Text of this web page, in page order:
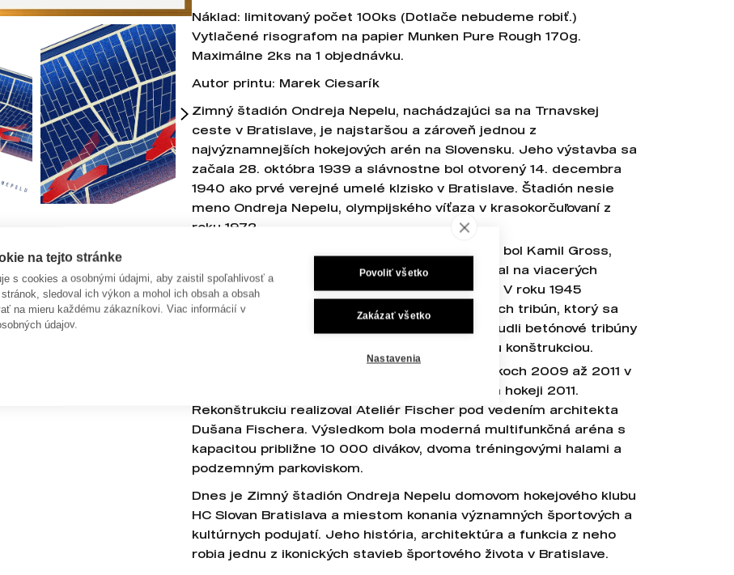
Náklad: limitovaný počet 100ks (Dotlače nebudeme robiť.)
Vytlačené risografom na papier Munken Pure Rough 170g.
Maximálne 2ks na 1 objednávku.
Autor printu: Marek Ciesarík
Zimný štadión Ondreja Nepelu, nachádzajúci sa na Trnavskej
ceste v Bratislave, je najstaršou a zároveň jednou z
najvýznamnejších hokejových arén na Slovensku. Jeho výstavba sa
začala 28. októbra 1939 a slávnostne bol otvorený 14. decembra
1940 ako prvé verejné umelé klzisko v Bratislave. Štadión nesie
meno Ondreja Nepelu, olympijského víťaza v krasokorčuľovaní z
roku 1972.
Autorom pôvodného architektonického návrhu bol Kamil Gross,
významný slovenský architekt, ktorý sa podieľal na viacerých
športových stavbách v medzivojnovom období. V roku 1945
vypracoval tím pod jeho vedením projekt krytých tribún, ktorý sa
postupne realizoval: v rokoch 1948 – 1949 pribudli betónové tribúny
a v roku 1957 bolo klzisko zastrešené oceľovou konštrukciou.
Najväčšou modernizáciou prešiel štadión v rokoch 2009 až 2011 v
rámci príprav na Majstrovstvá sveta v ľadovom hokeji 2011.
Rekonštrukciu realizoval Ateliér Fischer pod vedením architekta
Dušana Fischera. Výsledkom bola moderná multifunkčná aréna s
kapacitou približne 10 000 divákov, dvoma tréningovými halami a
podzemným parkoviskom.
Dnes je Zimný štadión Ondreja Nepelu domovom hokejového klubu
HC Slovan Bratislava a miestom konania významných športových a
kultúrnych podujatí. Jeho história, architektúra a funkcia z neho
robia jednu z ikonických stavieb športového života v Bratislave.
na tejto stránke
s cookies a osobnými údajmi, aby zaistil spoľahlivosť a
sledoval ich výkon a mohol ich obsah a obsah
na mieru každému zákazníkovi. Viac informácií v
údajov.
Povoliť všetko
Zakázať všetko
Nastavenia